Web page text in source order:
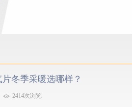
冬季采暖选哪样？
2414次浏览